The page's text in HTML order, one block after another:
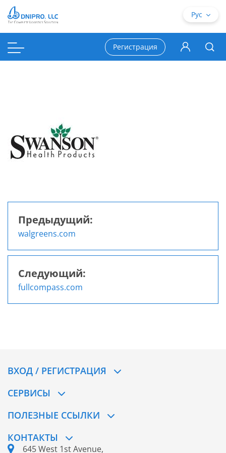
Навигация
по
записям
Предыдущий:
walgreens.com
Следующий:
fullcompass.com
Рус
Регистрация
ВХОД / РЕГИСТРАЦИЯ
СЕРВИСЫ
ПОЛЕЗНЫЕ ССЫЛКИ
КОНТАКТЫ
645 West 1st Avenue,